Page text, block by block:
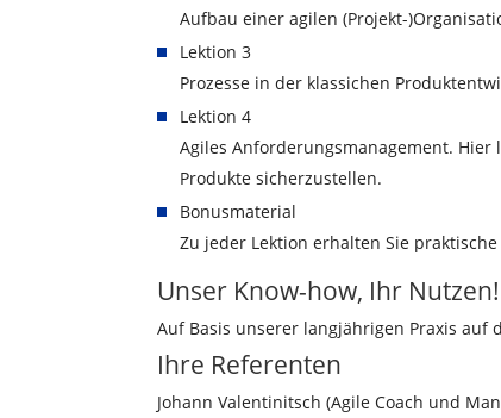
Aufbau einer agilen (Projekt-
Lektion 3
Prozesse in der klassichen
Lektion 4
Agiles Anforderungsmanagement.
Produkte sicherzustellen.
Bonusmaterial
Zu jeder Lektion erhalten Sie
Unser Know-how, Ihr Nutzen!
Auf Basis unserer langjährigen Praxis auf
Ihre Referenten
Johann Valentinitsch (Agile Coach und